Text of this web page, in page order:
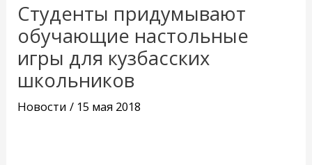
Студенты придумывают
обучающие настольные
игры для кузбасских
школьников
Новости / 15 мая 2018
записям